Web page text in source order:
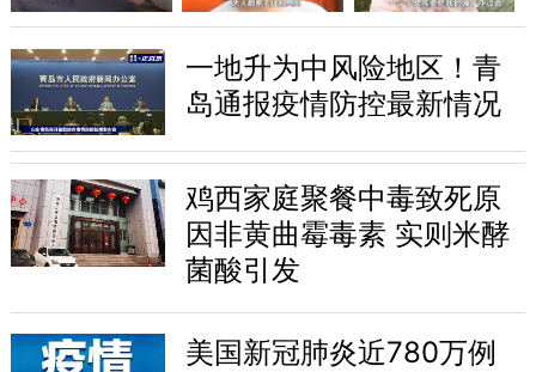
一地升为中风险地区！青
岛通报疫情防控最新情况
鸡西家庭聚餐中毒致死原
因非黄曲霉毒素 实则米酵
菌酸引发
美国新冠肺炎近780万例